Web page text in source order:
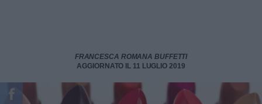
FRANCESCA ROMANA BUFFETTI
AGGIORNATO IL 11 LUGLIO 2019